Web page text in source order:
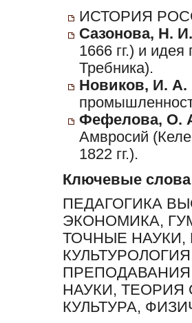
ИСТОРИЯ
Сазонова, Н. И.
1666 гг.) и
Требника).
Новиков, И. А.
Фефелова, О.
Амвросий
1822 гг.).
Ключевые слова
ПЕДАГОГИКА
ЭКОНОМИКА,
ТОЧНЫЕ
НАУКИ,
КУЛЬТУРА,